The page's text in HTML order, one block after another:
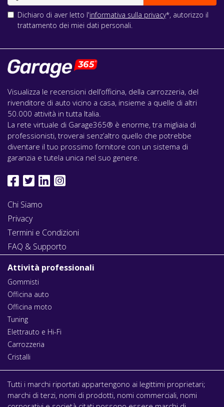
Dichiaro di aver letto l'informativa sulla privacy*, autorizzo il
trattamento dei miei dati personali.
Visualizza le recensioni dell’officina, della carrozzeria, del
rivenditore di auto vicino a casa, insieme a quelle di altri
50.000 attività in tutta Italia.
La rete virtuale di Garage365® è enorme, tra migliaia di
professionisti, troverai senz’altro quello che potrebbe
diventare il tuo prossimo fornitore con un sistema di
garanzia e tutela unica nel suo genere.
Chi Siamo
Privacy
Termini e Condizioni
FAQ & Supporto
Attività professionali
Gommisti
Officina auto
Officina moto
Tuning
Elettrauto e Hi-Fi
Carrozzeria
Cristalli
Tutti i marchi riportati appartengono ai legittimi proprietari;
marchi di terzi, nomi di prodotti, nomi commerciali, nomi